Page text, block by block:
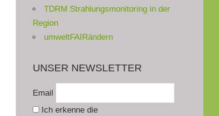
TDRM Strahlungsmonitoring in der
Region
umweltFAIRändern
UNSER NEWSLETTER
Email
Ich erkenne die